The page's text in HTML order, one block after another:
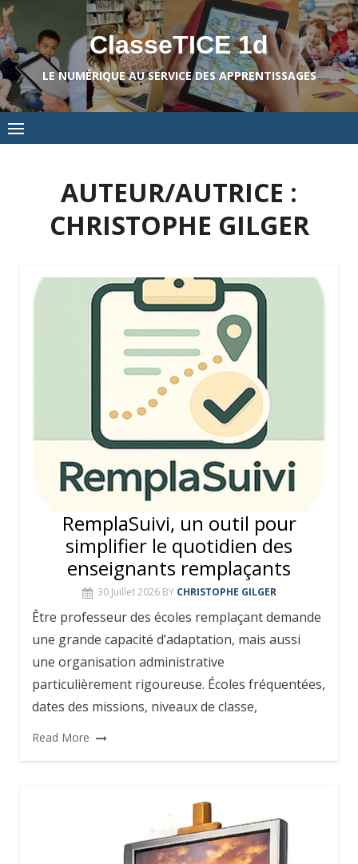
Skip
to
content
ClasseTICE 1d
LE NUMÉRIQUE AU SERVICE DES APPRENTISSAGES
AUTEUR/AUTRICE :
CHRISTOPHE GILGER
RemplaSuivi, un outil pour
simplifier le quotidien des
enseignants remplaçants
30 Juillet 2026 BY CHRISTOPHE GILGER
Être professeur des écoles remplaçant demande
une grande capacité d’adaptation, mais aussi
une organisation administrative
particulièrement rigoureuse. Écoles fréquentées,
dates des missions, niveaux de classe,
Read More